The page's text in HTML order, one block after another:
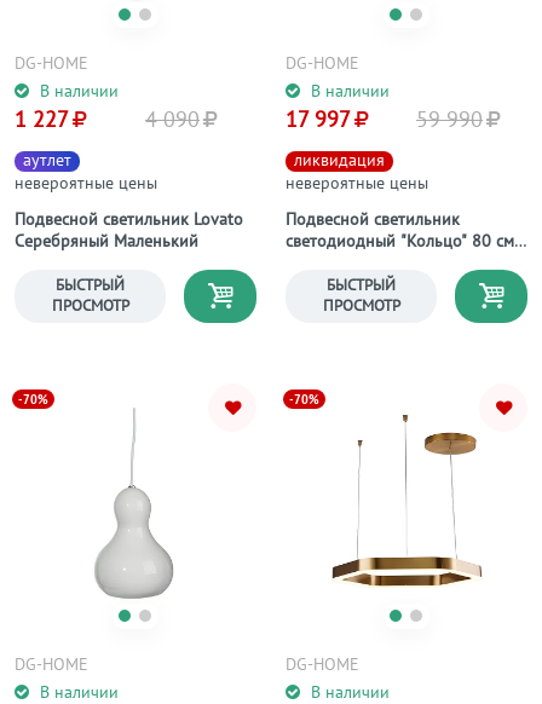
В наличии
DG-HOME
Подвесной светильник Lovato
Серебряный Маленький
аутлет
невероятные цены
1 227 4 090
БЫСТРЫЙ
ПРОСМОТР
В наличии
DG-HOME
Подвесной светильник
светодиодный "Кольцо" 80 см
ликвидация
невероятные цены
17 997 59 990
БЫСТРЫЙ
ПРОСМОТР
-70%
В наличии
DG-HOME
-70%
В наличии
DG-HOME